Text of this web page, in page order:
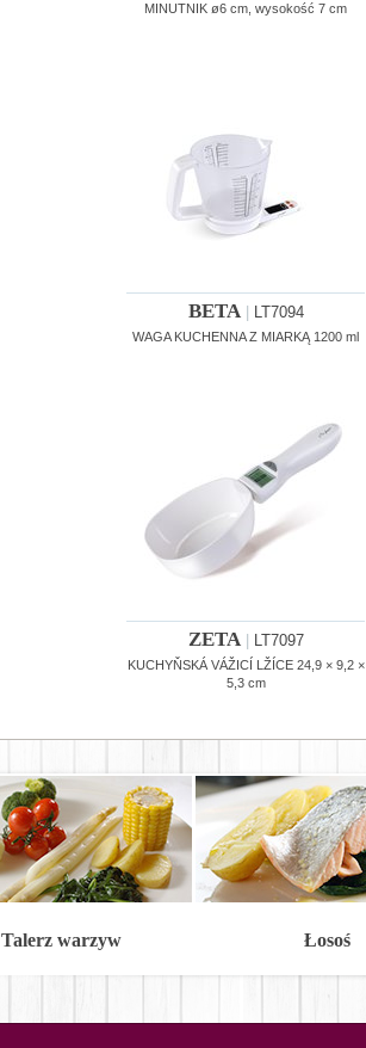
MINUTNIK ø6 cm, wysokość 7 cm
BETA| LT7094
WAGA KUCHENNA Z MIARKĄ 1200 ml
ZETA| LT7097
KUCHYŇSKÁ VÁŽICÍ LŽÍCE 24,9 × 9,2 ×
5,3 cm
Talerz warzyw Łosoś